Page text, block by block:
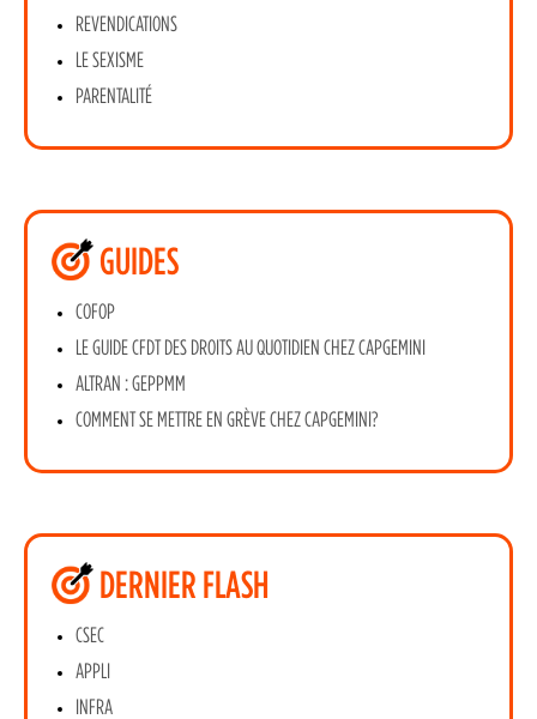
REVENDICATIONS
LE SEXISME
PARENTALITÉ
GUIDES
COFOP
LE GUIDE CFDT DES DROITS AU QUOTIDIEN CHEZ CAPGEMINI
ALTRAN : GEPPMM
COMMENT SE METTRE EN GRÈVE CHEZ CAPGEMINI?
DERNIER FLASH
CSEC
APPLI
INFRA